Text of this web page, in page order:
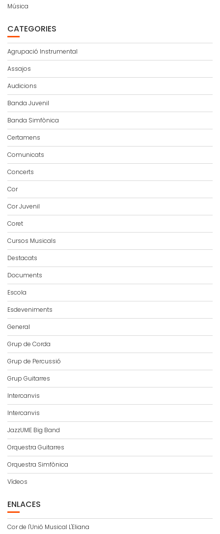
Música
CATEGORIES
Agrupació Instrumental
Assajos
Audicions
Banda Juvenil
Banda Simfònica
Certamens
Comunicats
Concerts
Cor
Cor Juvenil
Coret
Cursos Musicals
Destacats
Documents
Escola
Esdeveniments
General
Grup de Corda
Grup de Percussió
Grup Guitarres
Intercanvis
Intercanvis
JazzUME Big Band
Orquestra Guitarres
Orquestra Simfònica
Vídeos
ENLACES
Cor de l'Unió Musical L'Eliana